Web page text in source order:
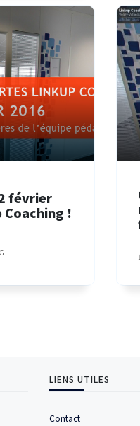
février
Coaching !
LIENS UTILES
Contact